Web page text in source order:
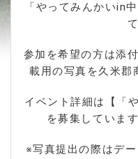
「やってみんかいin
参加を希望の方は添
載用の写真を久米郡
イベント詳細は【「
を募集していま
※写真提出の際はデ